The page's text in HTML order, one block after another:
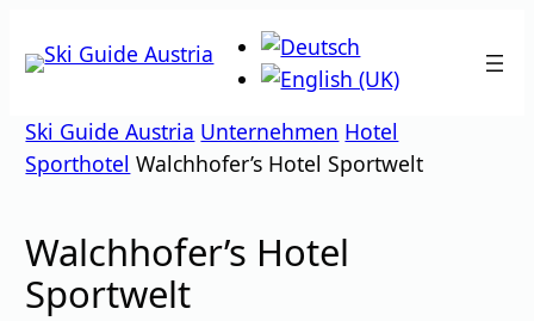
Inhalt
Ski Guide Austria Unternehmen Hotel
Sporthotel Walchhofer’s Hotel Sportwelt
Walchhofer’s Hotel
Sportwelt